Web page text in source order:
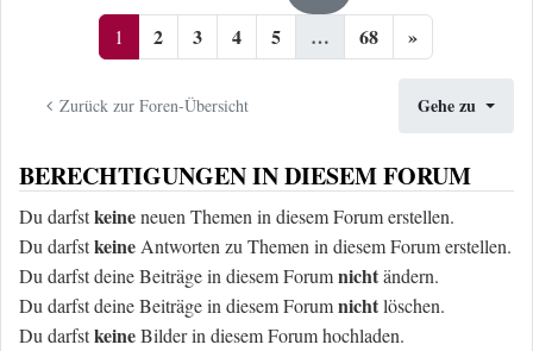
1 2 3 4 5 … 68 »
Zurück zur Foren-Übersicht Gehe zu
BERECHTIGUNGEN IN DIESEM FORUM
Du darfstkeineneuen Themen in diesem Forum erstellen.
Du darfstkeine Antworten zu Themen in diesem Forum erstellen.
Du darfst deine Beiträge in diesem Forumnichtändern.
Du darfst deine Beiträge in diesem Forumnichtlöschen.
Du darfstkeineBilder in diesem Forum hochladen.